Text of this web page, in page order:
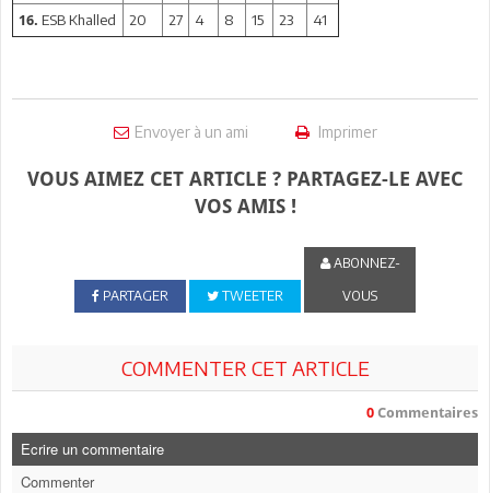
16. ESB Khalled 20 27 4 8 15 23 41
Envoyer à un ami Imprimer
VOUS AIMEZ CET ARTICLE ? PARTAGEZ-LE AVEC
VOS AMIS !
PARTAGER TWEETER
ABONNEZ-
VOUS
COMMENTER CET ARTICLE
0 Commentaires
Ecrire un commentaire
Commenter